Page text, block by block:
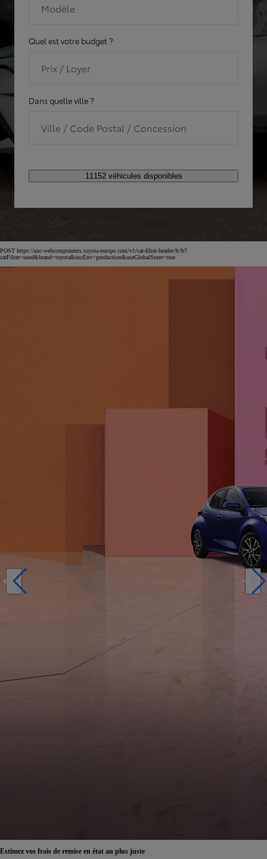
Modèle
Quel est votre budget ?
Prix / Loyer
Dans quelle ville ?
Ville / Code Postal / Concession
11152 véhicules disponibles
POST https://usc-webcomponents.toyota-europe.com/v1/car-filter-header/fr/fr?
carFilter=used&brand=toyota&uscEnv=production&useGlobalStore=true
Réservez en ligne votre occasion pour 1€ seulement